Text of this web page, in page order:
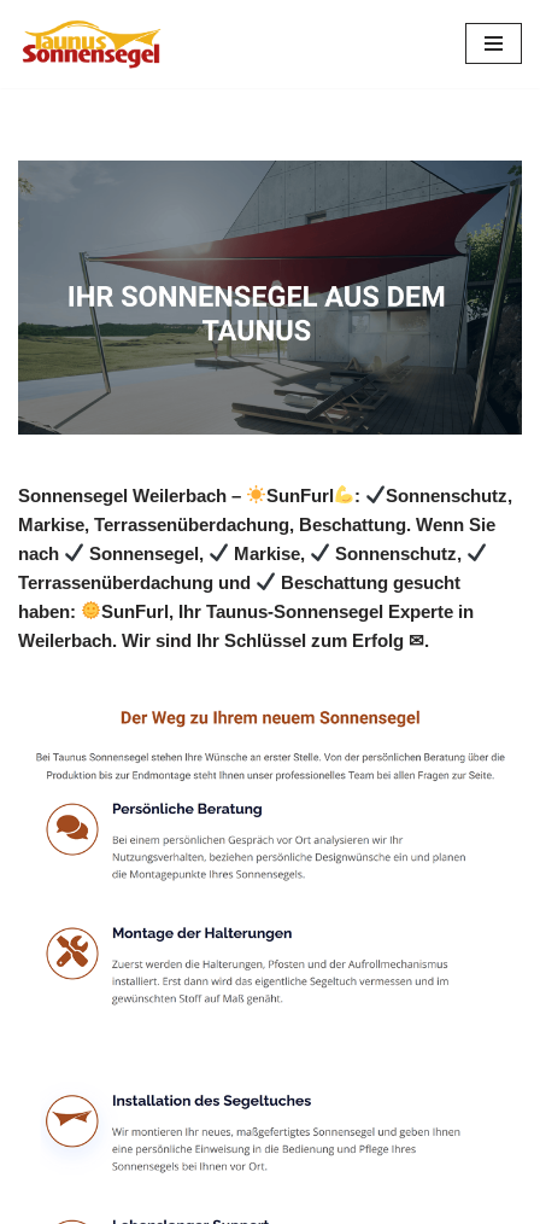
Zum
Sonnensegel Weilerbach – SunFurl :
Sonnenschutz,
Markise, Terrassenüberdachung, Beschattung. Wenn Sie
nach
Sonnensegel, Markise,
Sonnenschutz,
Terrassenüberdachung und
Beschattung gesucht
haben:
SunFurl, Ihr Taunus-Sonnensegel Experte in
Weilerbach. Wir sind Ihr Schlüssel zum Erfolg ✉.